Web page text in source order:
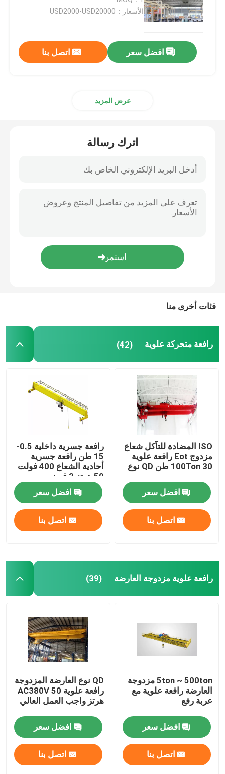
رافعة جسرية للحاوية
رافعة قطبية نووية
شعاع كرين قاذفة
رافعة حبل الأسلاك الكهربائية
رافعة سطل
رافع كهرومغناطيسي
رافعة نصف جسرية
رافعة النمط الصيني الجديد
الأسعار：USD2000-USD20000
افضل سعر اتصل بنا
عرض المزيد
اترك رسالة
فئات أخرى منا
رافعة متحركة علوية (42)
ISO المضادة للتآكل شعاع
مزدوج Eot رافعة علوية
100Ton 30 طن QD نوع
افضل سعر
اتصل بنا
رافعة جسرية داخلية 0.5-
15 طن رافعة جسرية
أحادية الشعاع 400 فولت
50 هرتز 3 فريز
افضل سعر
اتصل بنا
رافعة علوية مزدوجة العارضة (39)
5ton ~ 500ton مزدوجة
العارضة رافعة علوية مع
عربة رفع
افضل سعر
اتصل بنا
QD نوع العارضة المزدوجة
رافعة علوية AC380V 50
هرتز واجب العمل العالي
افضل سعر
اتصل بنا